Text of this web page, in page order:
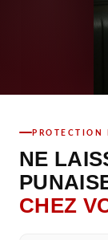
PROTECTION
NE
CHEZ